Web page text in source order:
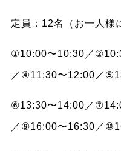
定員：12名（お一人様
①10:00〜10:30／
／④11:30〜12:00／
⑥13:30〜14:00／
／⑨16:00〜16:30／